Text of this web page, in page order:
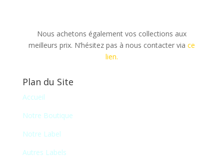
Nous achetons également vos collections aux
meilleurs prix. N’hésitez pas à nous contacter viace
lien.
Plan du Site
Accueil
Notre Boutique
Notre Label
Autres Labels